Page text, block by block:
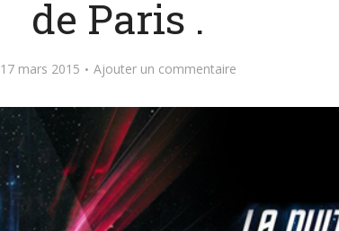
de Paris .
17 mars 2015 Ajouter un commentaire